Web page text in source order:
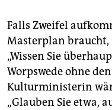
Falls Zweifel
Masterplan braucht,
„Wissen Sie
Worpswede ohne
Kulturministerin
„Glauben Sie etwa,